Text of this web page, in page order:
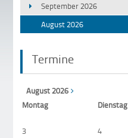
September 2026
August 2026
Termine
August 2026
Montag Dienstag
3 4